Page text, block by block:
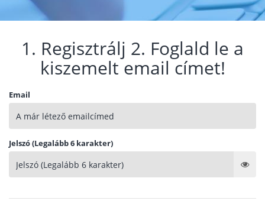
1. Regisztrálj 2. Foglald le a
kiszemelt email címet!
Email
Jelszó (Legalább 6 karakter)